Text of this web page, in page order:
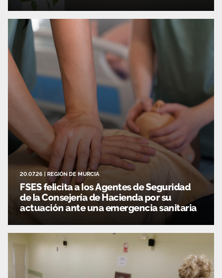
20.07.26 REGIÓN DE MURCIA
FSES felicita a los Agentes de Seguridad
de la Consejería de Hacienda por su
actuación ante una emergencia sanitaria